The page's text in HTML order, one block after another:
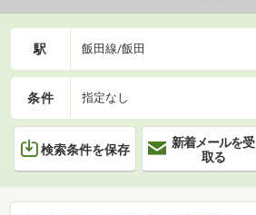
駅 飯田線/飯田
条件 指定なし
検索条件を保存
新着メールを受
取る